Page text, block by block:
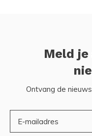
Meld je
Ontvang de